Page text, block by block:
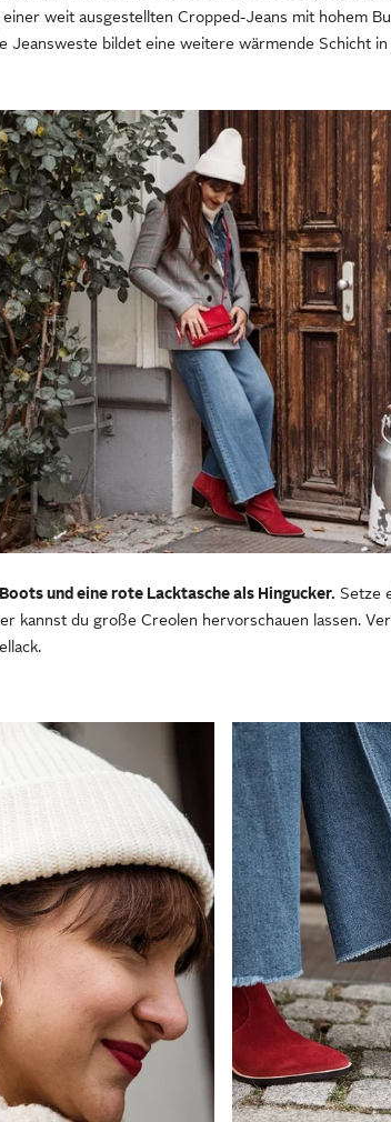
weit ausgestellten Cropped-Jeans mit hohem
Jeansweste bildet eine weitere wärmende Schicht in
und eine rote Lacktasche als Hingucker. Setze
kannst du große Creolen hervorschauen lassen.